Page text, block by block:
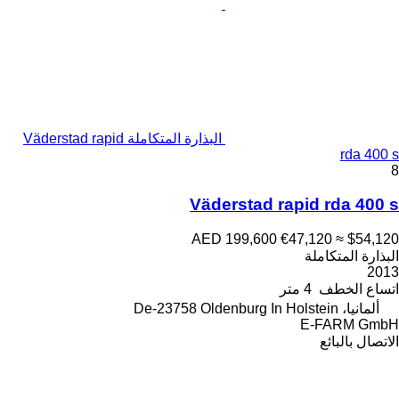
البذارة المتكاملة Väderstad rapid
rda 400 s
8
Väderstad rapid rda 400 s
AED 199,600 €47,120 ≈ $54,120
البذارة المتكاملة
2013
اتساع الخطف 4 متر
ألمانيا، De-23758 Oldenburg In Holstein
E-FARM GmbH
الاتصال بالبائع